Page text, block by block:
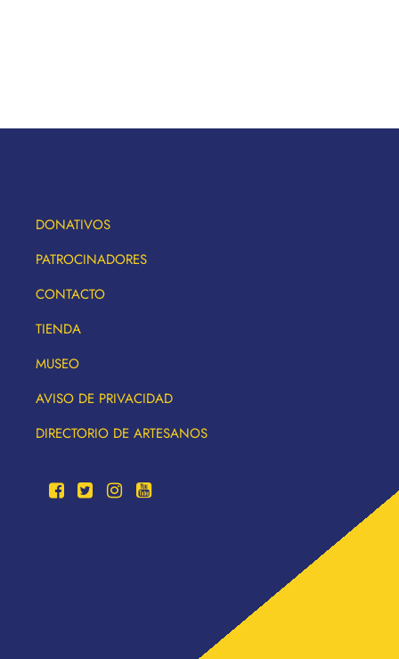
DONATIVOS
PATROCINADORES
CONTACTO
TIENDA
MUSEO
AVISO DE PRIVACIDAD
DIRECTORIO DE ARTESANOS